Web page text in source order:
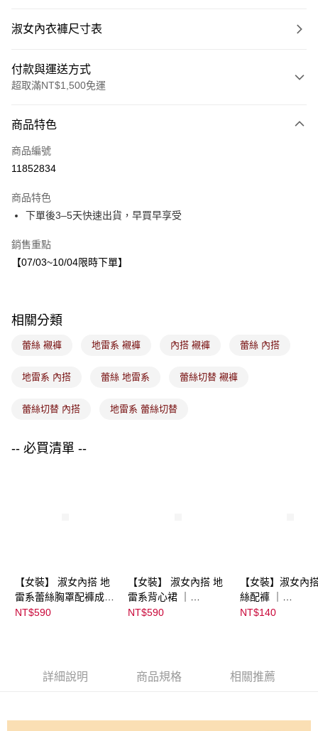
淑女內衣褲尺寸表
付款與運送方式
超取滿NT$1,500免運
信用卡一次付款
LINE Pay
街口支付
悠遊付
每筆NT$80，滿NT$1,500(含以上)免運費
付款後7-11取貨
每筆NT$80，滿NT$1,500(含以上)免運費
商品特色
商品編號
11852834
商品特色
下單後3–5天快速出貨，早買早享受
銷售重點
【07/03~10/04限時下單】
相關分類
蕾絲 襯褲 地雷系 襯褲 內搭 襯褲 蕾絲 內搭
地雷系 內搭 蕾絲 地雷系 蕾絲切替 襯褲
蕾絲切替 內搭 地雷系 蕾絲切替
-- 必買清單 --
【女裝】 淑女內搭 地
雷系蕾絲胸罩配褲成套
組 ｜
NT$590
【女裝】 淑女內搭 地
雷系背心裙 ｜
07033C05377000003
NT$590
【女裝】淑女內
絲配褲 ｜
NT$140
詳細說明 商品規格 相關推薦